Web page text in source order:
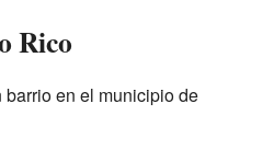
Rico
barrio en el municipio de